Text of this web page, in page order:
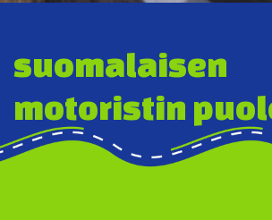
suomalaisen
motoristin